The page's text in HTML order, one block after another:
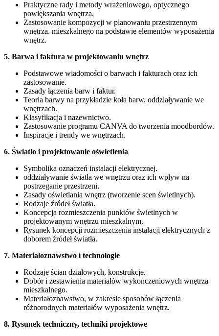
Praktyczne rady i metody wrażeniowego, optycznego
powiększania wnętrza,
Zastosowanie kompozycji w planowaniu przestrzennym
wnętrza. mieszkalnego na podstawie elementów wyposażenia
wnętrz.
5. Barwa i faktura w projektowaniu wnętrz
Podstawowe wiadomości o barwach i fakturach oraz ich
zastosowanie.
Zasady łączenia barw i faktur.
Teoria barwy na przykładzie koła barw, oddziaływanie we
wnętrzach.
Klasyfikacja i nazewnictwo.
Zastosowanie programu CANVA do tworzenia moodbordów.
Inspiracje i trendy we wnętrzach.
6. Światło i projektowanie oświetlenia
Symbolika oznaczeń instalacji elektrycznej.
oddziaływanie światła we wnętrzu oraz ich wpływ na
postrzeganie przestrzeni.
Zasady oświetlania wnętrz (tworzenie scen świetlnych).
Rodzaje źródeł światła.
Koncepcja rozmieszczenia punktów świetlnych w
projektowanym wnętrzu mieszkalnym.
Rysunek koncepcji rozmieszczenia instalacji elektrycznych z
doborem źródeł światła.
7. Materiałoznawstwo i technologie
Rodzaje ścian działowych, konstrukcje.
Dobór i zestawienia materiałów wykończeniowych wnętrza
mieszkalnego.
Materiałoznawstwo, w zakresie sposobów łączenia
różnorodnych materiałów wyposażenia wnętrz.
8. Rysunek techniczny, techniki projektowe